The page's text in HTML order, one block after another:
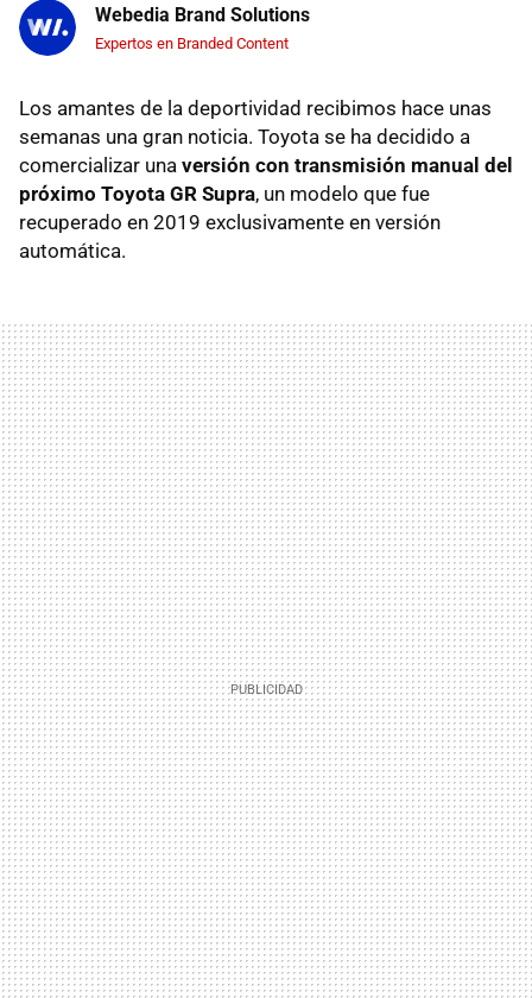
Webedia Brand Solutions
Expertos en Branded Content
Los amantes de la deportividad recibimos hace unas
semanas una gran noticia. Toyota se ha decidido a
comercializar una versión con transmisión manual del
próximo Toyota GR Supra, un modelo que fue
recuperado en 2019 exclusivamente en versión
automática.